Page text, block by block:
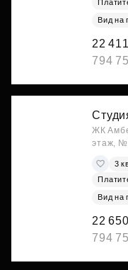
Вид на
22
794
ЖК
этаж,
3
Вид на
22
794